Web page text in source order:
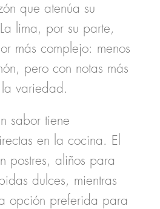
que atenúa su
lima, por su parte,
más complejo: menos
pero con notas más
variedad.
sabor tiene
en la cocina. El
postres, aliños para
dulces, mientras
opción preferida para